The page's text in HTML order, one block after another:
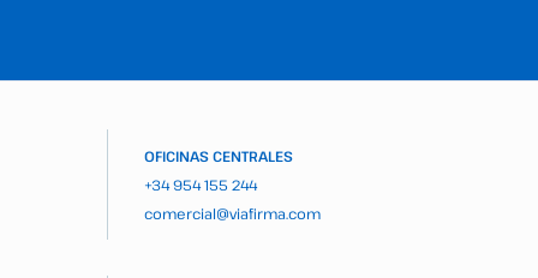
OFICINAS CENTRALES
+34 954 155 244
comercial@viafirma.com